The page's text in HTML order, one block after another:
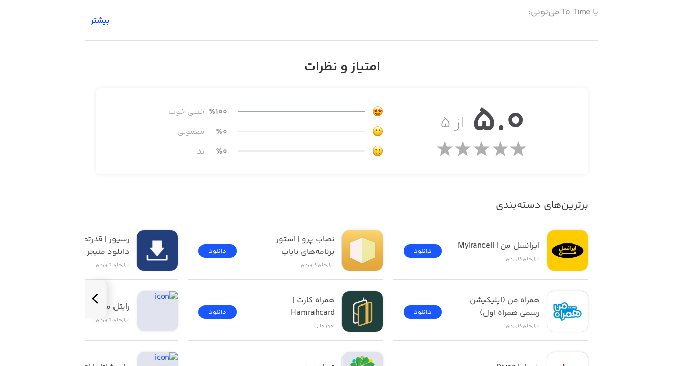
با To Time می‌تونی:
• برای کارهای مهم یادآوری (آلارم) تنظیم کنی
تمام موارد بصورت ساده، قابل سفارشی و همیشه در دسترس.
اگر دنبال یه تقویم همه‌کاره هستی که وضعیت هوا رو هم داره و بهت یادآوری هم می‌ده، To Time بهترین انتخابته!
بیشتر
امتیاز و نظرات
از ۵ 5.0 ٪100
خیلی خوب
٪0
معمولی
٪0 بد
برترین‌های دسته‌بندی
ایرانسل من | MyIrancell
ابزار‌های کاربردی
دانلود
رسمی همراه اول)
ابزار‌های کاربردی
دانلود
برنامه‌های نایاب
ابزار‌های کاربردی
دانلود
Hamrahcard
امور ‌مالی
دانلود
دانلود منیجر iOS
ابزار‌های کاربردی
رایتل من | My Rightel
ابزار‌های کاربردی